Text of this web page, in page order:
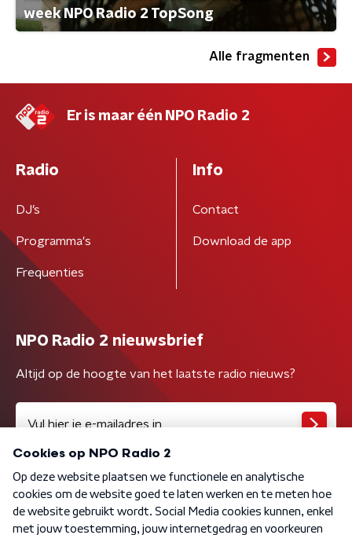
week NPO Radio 2 TopSong
Alle fragmenten
Er is maar één NPO Radio 2
Radio
DJ’s
Programma's
Frequenties
Info
Contact
Download de app
NPO Radio 2 nieuwsbrief
Altijd op de hoogte van het laatste radio nieuws?
Algemene voorwaarden